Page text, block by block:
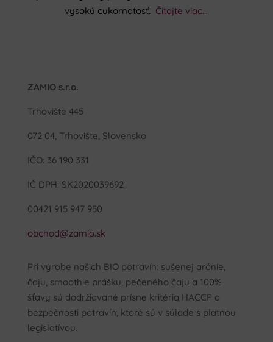
vysokú cukornatosť. Čítajte viac…
ZAMIO s.r.o.
Trhovište 445
072 04, Trhovište, Slovensko
IČO: 36 190 331
IČ DPH: SK2020039692
00421 915 947 950
obchod@zamio.sk
Pri výrobe našich BIO potravín: sušenej arónie,
čaju, smoothie prášku, pečeného čaju a 100%
šťavy sú dodržiavané prísne kritéria HACCP a
bezpečnosti potravín, ktoré sú v súlade s platnou
legislatívou.